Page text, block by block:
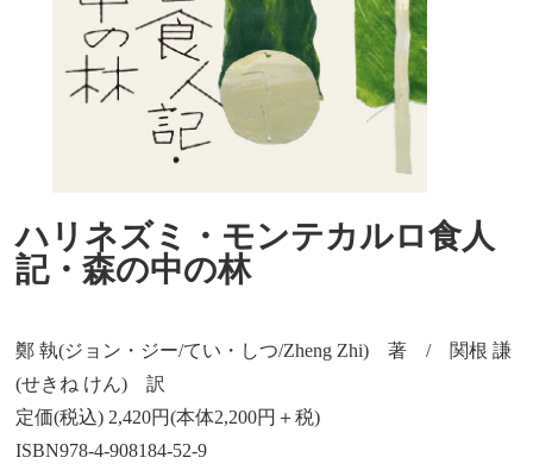
ハリネズミ・モンテカルロ食人
記・森の中の林
鄭 執(ジョン・ジー/てい・しつ/Zheng Zhi) 著 / 関根 謙
(せきね けん) 訳
定価(税込) 2,420円(本体2,200円＋税)
ISBN978-4-908184-52-9